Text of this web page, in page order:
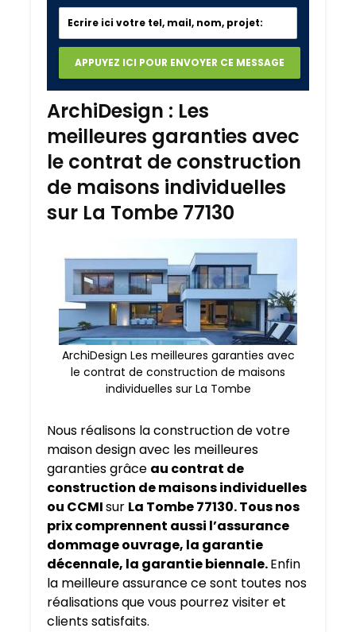
ArchiDesign : Les
meilleures garanties avec
le contrat de construction
de maisons individuelles
sur La Tombe 77130
ArchiDesign Les meilleures garanties avec
le contrat de construction de maisons
individuelles sur La Tombe
Nous réalisons la construction de votre
maison design avec les meilleures
garanties grâce au contrat de
construction de maisons individuelles
ou CCMIsur La Tombe 77130. Tous nos
prix comprennent aussi l’assurance
dommage ouvrage, la garantie
décennale, la garantie biennale.Enfin
la meilleure assurance ce sont toutes nos
réalisations que vous pourrez visiter et
clients satisfaits.